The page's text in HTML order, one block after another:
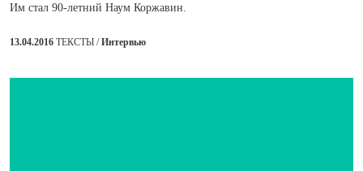
Им стал 90-летний Наум Коржавин.
13.04.2016 ТЕКСТЫ /Интервью